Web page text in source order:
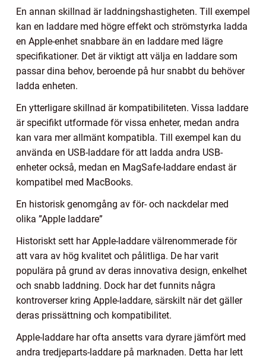
En annan skillnad är laddningshastigheten. Till exempel
kan en laddare med högre effekt och strömstyrka ladda
en Apple-enhet snabbare än en laddare med lägre
specifikationer. Det är viktigt att välja en laddare som
passar dina behov, beroende på hur snabbt du behöver
ladda enheten.
En ytterligare skillnad är kompatibiliteten. Vissa laddare
är specifikt utformade för vissa enheter, medan andra
kan vara mer allmänt kompatibla. Till exempel kan du
använda en USB-laddare för att ladda andra USB-
enheter också, medan en MagSafe-laddare endast är
kompatibel med MacBooks.
En historisk genomgång av för- och nackdelar med
olika ”Apple laddare”
Historiskt sett har Apple-laddare välrenommerade för
att vara av hög kvalitet och pålitliga. De har varit
populära på grund av deras innovativa design, enkelhet
och snabb laddning. Dock har det funnits några
kontroverser kring Apple-laddare, särskilt när det gäller
deras prissättning och kompatibilitet.
Apple-laddare har ofta ansetts vara dyrare jämfört med
andra tredjeparts-laddare på marknaden. Detta har lett